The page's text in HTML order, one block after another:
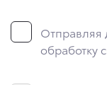
системы
посетителя
сайта,
истории контактов.
Отправляя
обработку